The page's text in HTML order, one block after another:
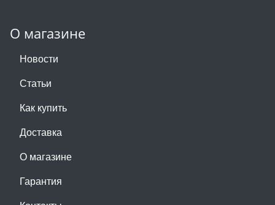
О магазине
Новости
Статьи
Как купить
Доставка
О магазине
Гарантия